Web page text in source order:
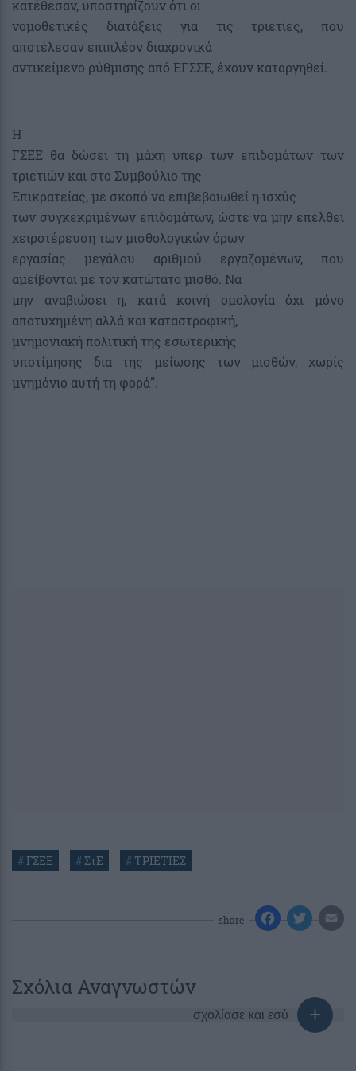
κατέθεσαν, υποστηρίζουν ότι οι
νομοθετικές διατάξεις για τις τριετίες, που
αποτέλεσαν επιπλέον διαχρονικά
αντικείμενο ρύθμισης από ΕΓΣΣΕ, έχουν καταργηθεί.
Η
ΓΣΕΕ θα δώσει τη μάχη υπέρ των επιδομάτων των
τριετιών και στο Συμβούλιο της
Επικρατείας, με σκοπό να επιβεβαιωθεί η ισχύς
των συγκεκριμένων επιδομάτων, ώστε να μην επέλθει
χειροτέρευση των μισθολογικών όρων
εργασίας μεγάλου αριθμού εργαζομένων, που
αμείβονται με τον κατώτατο μισθό. Να
μην αναβιώσει η, κατά κοινή ομολογία όχι μόνο
αποτυχημένη αλλά και καταστροφική,
μνημονιακή πολιτική της εσωτερικής
υποτίμησης δια της μείωσης των μισθών, χωρίς
μνημόνιο αυτή τη φορά”.
#ΓΣΕΕ #ΣτΕ # ΤΡΙΕΤΙΕΣ
share
Σχόλια Αναγνωστών
σχολίασε και εσύ